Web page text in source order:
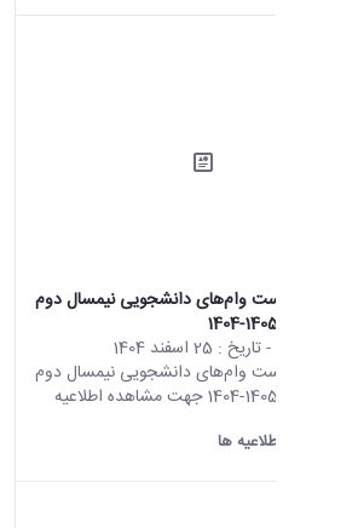
اطلاعیه درخواست وام‌های دانشجویی نیمسال دوم
- تاریخ : 25 اسفند 1404
اطلاعیه درخواست وام‌های دانشجویی نیمسال دوم
سال تحصیلی 1405-1404 جهت مشاهده اطلاعیه
اطلاعیه ها